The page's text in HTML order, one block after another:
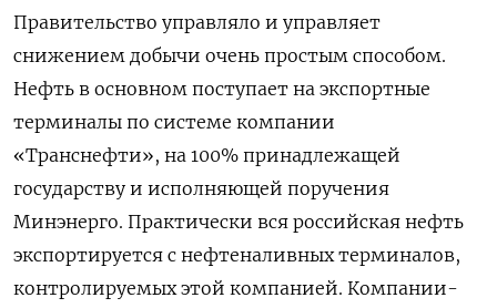
Правительство управляло и управляет
снижением добычи очень простым способом.
Нефть в основном поступает на экспортные
терминалы по системе компании
«Транснефти», на 100% принадлежащей
государству и исполняющей поручения
Минэнерго. Практически вся российская нефть
экспортируется с нефтеналивных терминалов,
контролируемых этой компанией. Компании-